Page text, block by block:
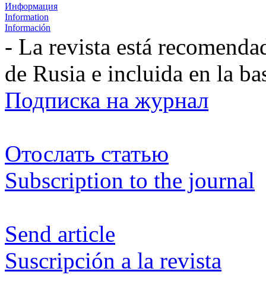
Информация
Information
Información
- La revista está
de Rusia e incluida en la
Подписка на журнал
Отослать статью
Subscription to the journal
Send article
Suscripción a la revista